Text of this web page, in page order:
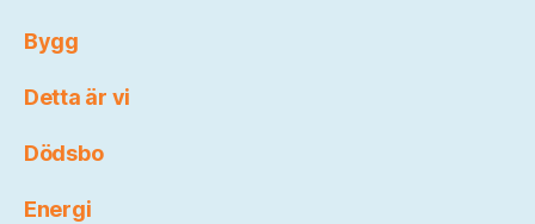
Bygg
Detta är vi
Dödsbo
Energi